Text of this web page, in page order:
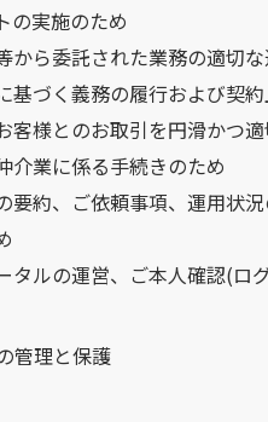
の実施のため
から委託された業務の適切
基づく義務の履行および契
客様とのお取引を円滑かつ
介業に係る手続きのため
要約、ご依頼事項、運用状
タルの運営、ご本人確認(
管理と保護